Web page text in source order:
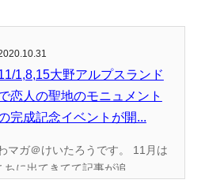
1,8,15大野アルプスランド
恋人の聖地のモニュメント
完成記念イベントが開...
マガ＠けいたろうです。 11月は
に出てきてて記事が追...